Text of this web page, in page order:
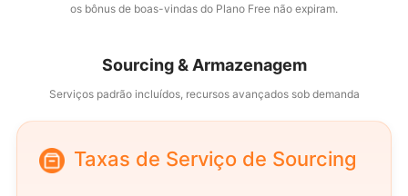
os bônus de boas-vindas do Plano Free não expiram.
Sourcing & Armazenagem
Serviços padrão incluídos, recursos avançados sob demanda
Taxas de Serviço de Sourcing